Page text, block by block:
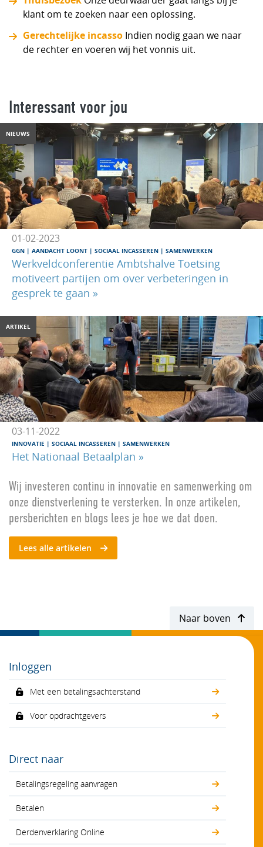
klant om te zoeken naar een oplossing.
Gerechtelijke incasso Indien nodig gaan we naar
de rechter en voeren wij het vonnis uit.
Interessant voor jou
NIEUWS
01-02-2023
GGN | AANDACHT LOONT | SOCIAAL INCASSEREN | SAMENWERKEN
Werkveldconferentie Ambtshalve Toetsing
motiveert partijen om over verbeteringen in
gesprek te gaan »
ARTIKEL
03-11-2022
INNOVATIE | SOCIAAL INCASSEREN | SAMENWERKEN
Het Nationaal Betaalplan »
Wij investeren continu in innovatie en samenwerking om
onze dienstverlening te versterken. In onze artikelen,
persberichten en blogs lees je hoe we dat doen.
Lees alle artikelen
Naar boven
Inloggen
Met een betalingsachterstand
Voor opdrachtgevers
Direct naar
Betalingsregeling aanvragen
Betalen
Derdenverklaring Online